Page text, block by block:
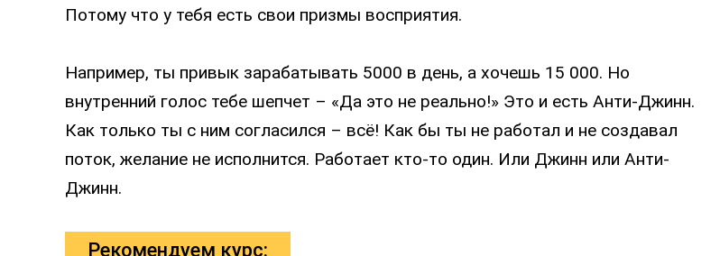
Потому что у тебя есть свои призмы восприятия.
Например, ты привык зарабатывать 5000 в день, а хочешь 15 000. Но
внутренний голос тебе шепчет – «Да это не реально!» Это и есть Анти-Джинн.
Как только ты с ним согласился – всё! Как бы ты не работал и не создавал
поток, желание не исполнится. Работает кто-то один. Или Джинн или Анти-
Джинн.
Рекомендуем курс: